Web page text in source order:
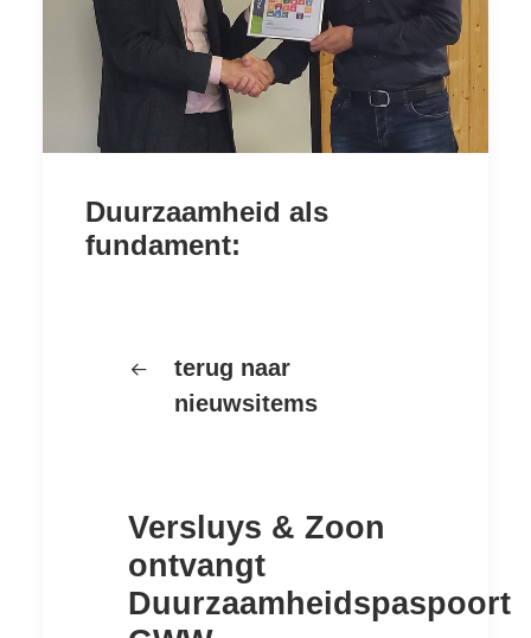
Duurzaamheid als
fundament:
terug naar
nieuwsitems
Versluys & Zoon
ontvangt
Duurzaamheidspaspoort